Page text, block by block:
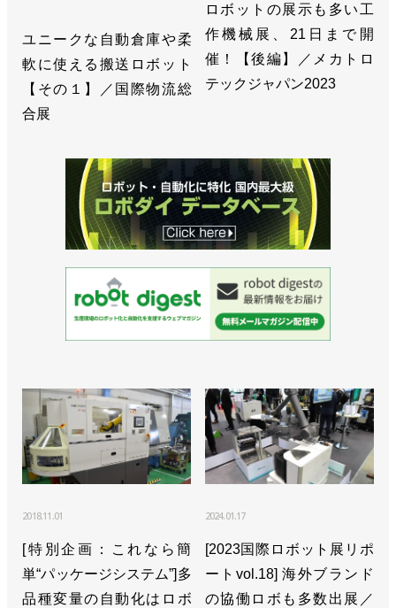
ユニークな自動倉庫や柔
軟に使える搬送ロボット
【その１】／国際物流総
合展
ロボットの展示も多い工
作機械展、21日まで開
催！【後編】／メカトロ
テックジャパン2023
2018.11.01
[特別企画：これなら簡
単“パッケージシステム”]多
品種変量の自動化はロボ
2024.01.17
[2023国際ロボット展リポ
ートvol.18] 海外ブランド
の協働ロボも多数出展／